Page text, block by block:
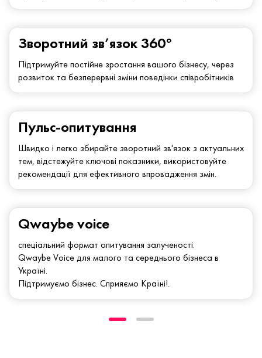
Зворотний зв’язок 360°
Підтримуйте постійне зростання вашого бізнесу, через
розвиток та безперервні зміни поведінки співробітників
Qwaybe voice
спеціальний формат опитування залученості.
Qwaybe Voice для малого та середнього бізнеса в
Україні.
Підтримуємо бізнес. Сприяємо Країні!.
Пульс-опитування
Швидко і легко збирайте зворотний зв'язок з актуальних
тем, відстежуйте ключові показники, використовуйте
рекомендації для ефективного впровадження змін.